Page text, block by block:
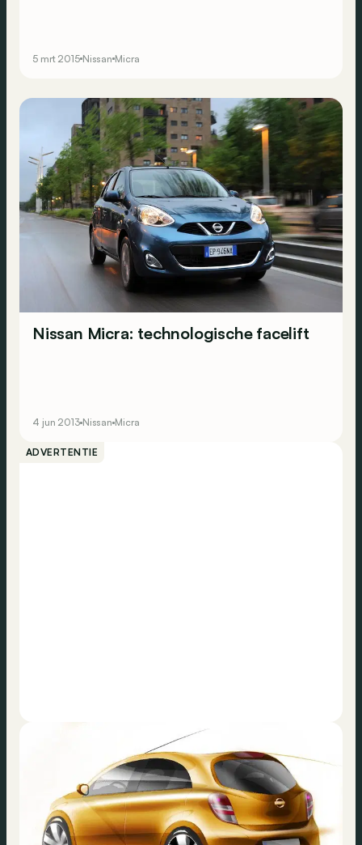
5 mrt 2015 Nissan Micra
Nissan Micra: technologische facelift
4 jun 2013 Nissan Micra
ADVERTENTIE